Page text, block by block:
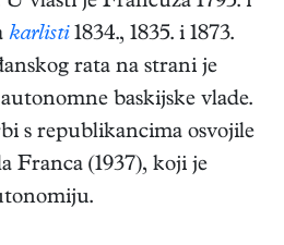
karlisti 1834., 1835. i 1873.
rata na strani je
baskijske vlade.
s republikancima osvojile
Franca (1937), koji je